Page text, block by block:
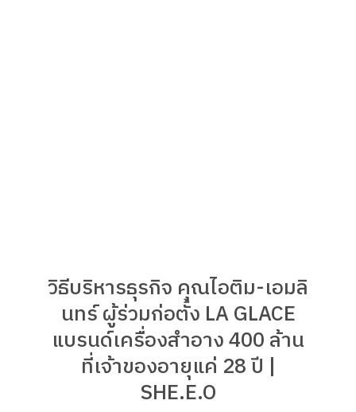
วิธีบริหารธุรกิจ คุณไอติม-เอมลิ
นทร์ ผู้ร่วมก่อตั้ง LA GLACE
แบรนด์เครื่องสำอาง 400 ล้าน
ที่เจ้าของอายุแค่ 28 ปี |
SHE.E.O